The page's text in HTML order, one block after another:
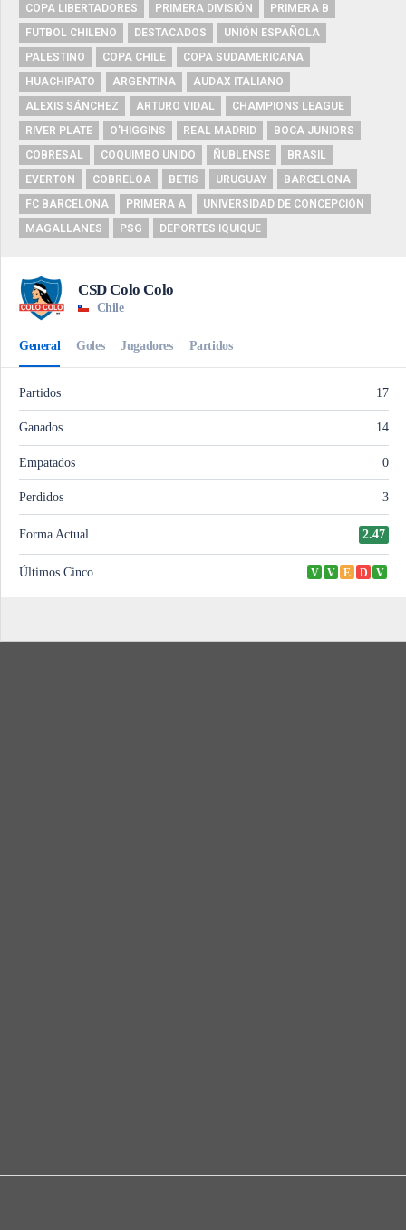
COPA LIBERTADORES
PRIMERA DIVISIÓN
PRIMERA B
FUTBOL CHILENO
DESTACADOS
UNIÓN ESPAÑOLA
PALESTINO
COPA CHILE
COPA SUDAMERICANA
HUACHIPATO
ARGENTINA
AUDAX ITALIANO
ALEXIS SÁNCHEZ
ARTURO VIDAL
CHAMPIONS LEAGUE
RIVER PLATE
O'HIGGINS REAL MADRID
BOCA JUNIORS
COBRESAL
COQUIMBO UNIDO ÑUBLENSE
BRASIL
EVERTON
COBRELOA BETIS URUGUAY
BARCELONA
FC BARCELONA
PRIMERA A
UNIVERSIDAD DE CONCEPCIÓN
MAGALLANES
PSG DEPORTES IQUIQUE